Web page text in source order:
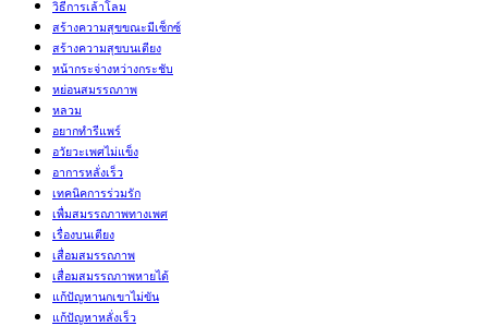
วิธีการเล้าโลม
สร้างความสุขขณะมีเซ็กซ์
สร้างความสุขบนเตียง
หน้ากระจ่างหว่างกระชับ
หย่อนสมรรถภาพ
หลวม
อยากทำรีแพร์
อวัยวะเพศไม่แข็ง
อาการหลั่งเร็ว
เทคนิคการร่วมรัก
เพื่มสมรรถภาพทางเพศ
เรื่องบนเตียง
เสื่อมสมรรถภาพ
เสื่อมสมรรถภาพหายได้
แก้ปัญหานกเขาไม่ขัน
แก้ปัญหาหลั่งเร็ว